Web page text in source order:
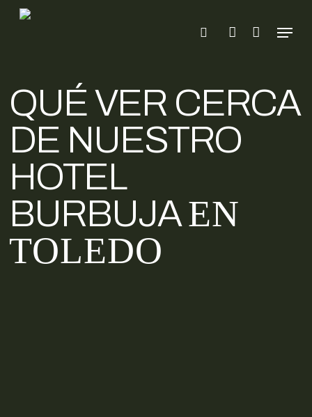
Skip
searchaccountMenu
QUÉ VER CERCA
DE NUESTRO
HOTEL
BURBUJAEN
TOLEDO